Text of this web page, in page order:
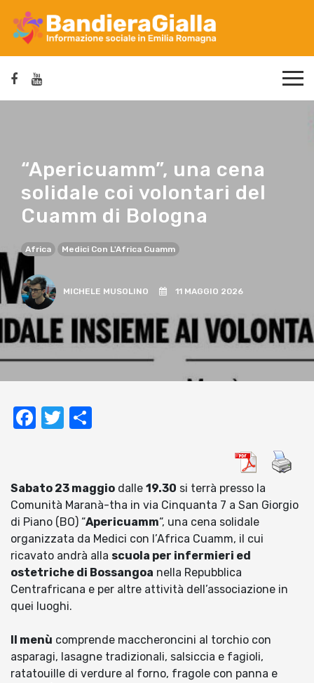
“Apericuamm”, una cena
solidale coi volontari del
Cuamm di Bologna
Africa Medici Con L'Africa Cuamm
MICHELE MUSOLINO 11 MAGGIO 2026
Facebook
Twitter
Sabato 23 maggio dalle 19.30 si terrà presso la
Comunità Maranà-tha in via Cinquanta 7 a San Giorgio
di Piano (BO) “Apericuamm“, una cena solidale
organizzata da Medici con l’Africa Cuamm, il cui
ricavato andrà alla scuola per infermieri ed
ostetriche di Bossangoa nella Repubblica
Centrafricana e per altre attività dell’associazione in
quei luoghi.
Il menù comprende maccheroncini al torchio con
asparagi, lasagne tradizionali, salsiccia e fagioli,
ratatouille di verdure al forno, fragole con panna e